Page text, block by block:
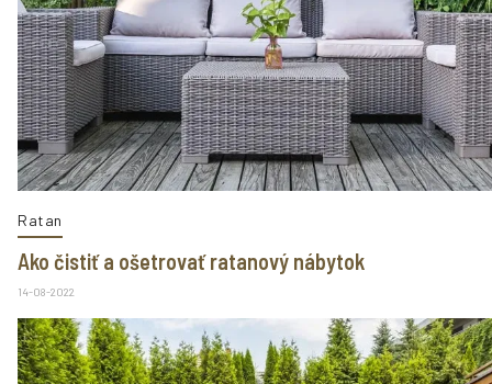
Ratan
Ako čistiť a ošetrovať ratanový nábytok
14-08-2022